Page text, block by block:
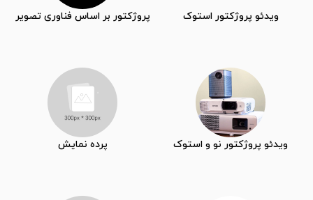
ویدئو پروژکتور استوک پروژکتور بر اساس فناوری تصویر
ویدئو پروژکتور نو و استوک پرده نمایش